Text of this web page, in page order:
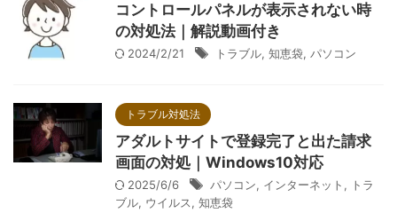
コントロールパネルが表示されない時
の対処法｜解説動画付き
2024/2/21 トラブル, 知恵袋, パソコン
トラブル対処法
アダルトサイトで登録完了と出た請求
画面の対処｜Windows10対応
2025/6/6 パソコン, インターネット , トラ
ブル, ウイルス, 知恵袋